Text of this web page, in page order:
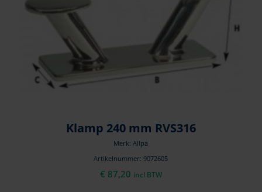
Klamp 240 mm RVS316
Merk: Allpa
Artikelnummer: 9072605
€ 87,20 incl BTW